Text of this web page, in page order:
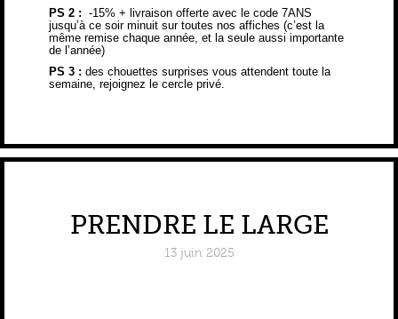
PS 2 : -15% + livraison offerte avec le code 7ANS
jusqu’à ce soir minuit sur toutes nos affiches (c’est la
même remise chaque année, et la seule aussi importante
de l’année)
PS 3 : des chouettes surprises vous attendent toute la
semaine, rejoignez le cercle privé.
PRENDRE LE LARGE
13 juin 2025